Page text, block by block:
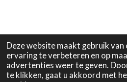
Deze website maakt gebruik van
ervaring te verbeteren en op
advertenties weer te geven.
te klikken, gaat u akkoord met